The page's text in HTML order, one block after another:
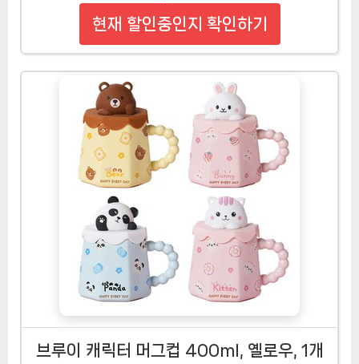
현재 할인중인지 확인하기
브루이 캐릭터 머그컵 400ml, 옐로우, 1개